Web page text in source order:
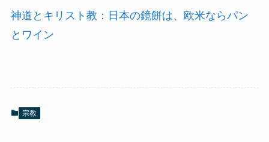
神道とキリスト教：日本の鏡餅は、欧米ならパン
とワイン
宗教